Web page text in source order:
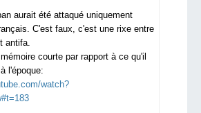
aurait été attaqué uniquement
C'est faux, c'est une rixe entre
antifa.
courte par rapport à ce qu'il
l'époque:
watch?